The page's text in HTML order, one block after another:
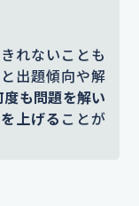
れないことも
出題傾向や解
度も問題を解い
上げる ことが